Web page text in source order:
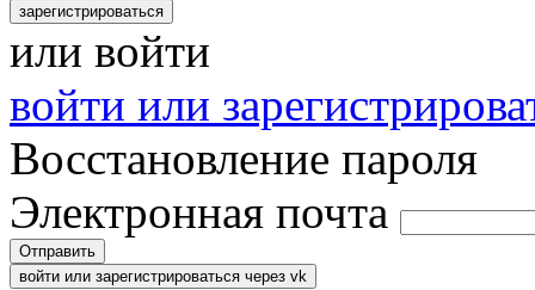
зарегистрироваться
или войти
войти или
Восстановление пароля
Электронная почта
Отправить
войти или зарегистрироваться через vk